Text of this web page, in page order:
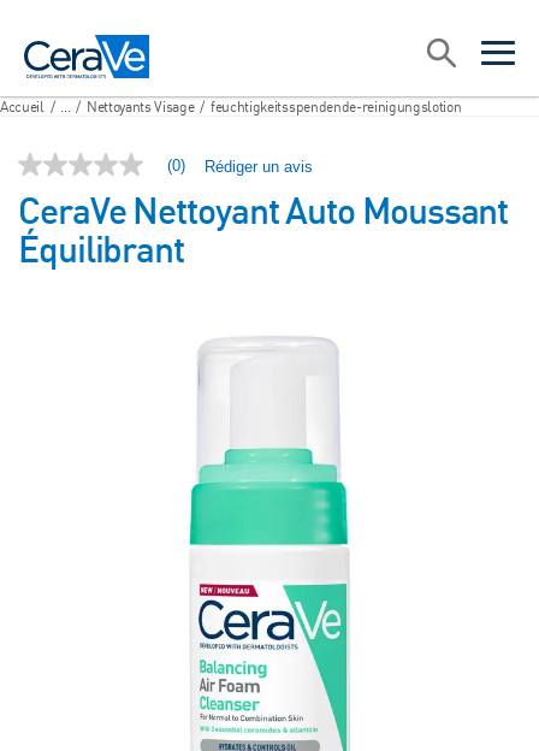
open
open
Recherche
Accueil / ... / Nettoyants Visage / feuchtigkeitsspendende-reinigungslotion
Aucune
valeur
de
notation
Lien
sur
(0) Rédiger un avis
CeraVe Nettoyant Auto Moussant
Équilibrant